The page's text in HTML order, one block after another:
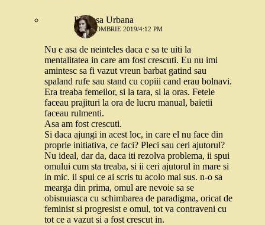
Printesa Urbana
28 OCTOMBRIE 2019/4:12 PM
Nu e asa de neinteles daca e sa te uiti la
mentalitatea in care am fost crescuti. Eu nu imi
amintesc sa fi vazut vreun barbat gatind sau
spaland rufe sau stand cu copiii cand erau bolnavi.
Era treaba femeilor, si la tara, si la oras. Fetele
faceau prajituri la ora de lucru manual, baietii
faceau rulmenti.
Asa am fost crescuti.
Si daca ajungi in acest loc, in care el nu face din
proprie initiativa, ce faci? Pleci sau ceri ajutorul?
Nu ideal, dar da, daca iti rezolva problema, ii spui
omului cum sta treaba, si ii ceri ajutorul in mare si
in mic. ii spui ce ai scris tu acolo mai sus. n-o sa
mearga din prima, omul are nevoie sa se
obisnuiasca cu schimbarea de paradigma, oricat de
feminist si progresist e omul, tot va contraveni cu
tot ce a vazut si a fost crescut in.